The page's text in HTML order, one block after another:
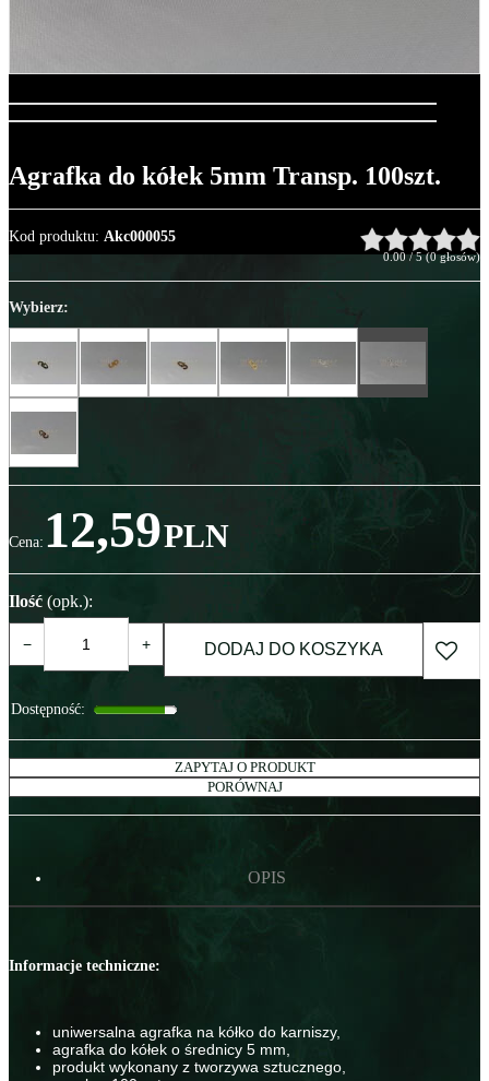
Agrafka do kółek 5mm Transp. 100szt.
Kod produktu: Akc000055
0.00/5(0głosów)
Wybierz:
Cena: 12,59PLN
Ilość (opk.):
− + DODAJ DO KOSZYKA
Dostępność:
ZAPYTAJ O PRODUKT
PORÓWNAJ
OPIS
Informacje techniczne:
uniwersalna agrafka na kółko do karniszy,
agrafka do kółek o średnicy 5 mm,
produkt wykonany z tworzywa sztucznego,